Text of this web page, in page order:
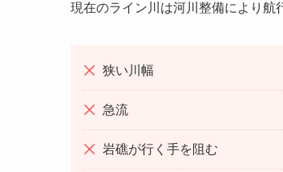
現在のライン川は河川整備により航
狭い川幅
急流
岩礁が行く手を阻む